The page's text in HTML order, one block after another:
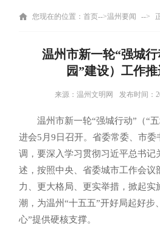
您现在的位置：首页-->温州要闻 -->
温州市新一轮“强城
园”建设）工作
来源：温州文明网 发布时间：
温州市新一轮“强城行动”（“五
进会5月9日召开。省委常委、市委
调，要深入学习贯彻习近平总书记
述，按照中央、省委城市工作会议
力、更大格局、更实举措，掀起实
潮，为温州“十五五”开好局起好步
心”提供硬核支撑。